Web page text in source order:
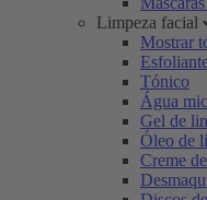
Limpeza facial
Mostrar
Tónico
Água
Gel de
Óleo de
Creme